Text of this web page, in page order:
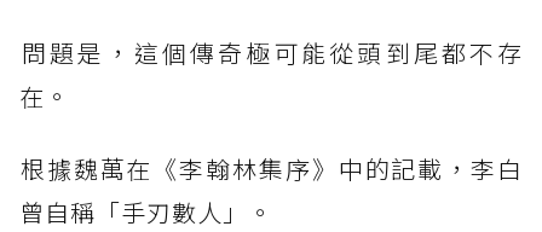
​問題是，這個傳奇極可能從頭到尾都不存
在。
​根據魏萬在《李翰林集序》中的記載，李白
曾自稱「手刃數人」。